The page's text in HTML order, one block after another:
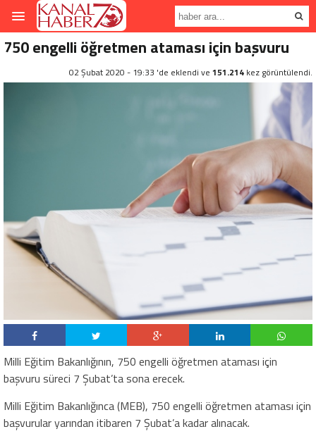
750 engelli öğretmen ataması için başvuru
02 Şubat 2020 - 19:33 'de eklendi ve 151.214 kez görüntülendi.
Milli Eğitim Bakanlığının, 750 engelli öğretmen ataması için
başvuru süreci 7 Şubat’ta sona erecek.
Milli Eğitim Bakanlığınca (MEB), 750 engelli öğretmen ataması için
başvurular yarından itibaren 7 Şubat’a kadar alınacak.